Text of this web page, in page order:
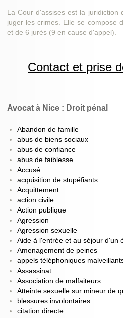
La Cour d'assises est la juridiction
juger les crimes. Elle se compose
et de 6 jurés (9 en cause d'appel).
Contact et prise
Avocat à Nice : Droit pénal
Abandon de famille
abus de biens sociaux
abus de confiance
abus de faiblesse
Accusé
acquisition de stupéfiants
Acquittement
action civile
Action publique
Agression
Agression sexuelle
Aide à l'entrée et au séjour d'un
Amenagement de peines
appels téléphoniques
Assassinat
Association de malfaiteurs
Atteinte sexuelle sur mineur de
blessures involontaires
citation directe